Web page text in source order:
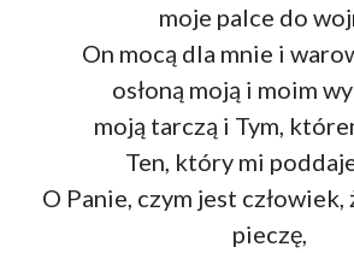
moje palce do
On mocą dla mnie i
osłoną moją i moim
moją tarczą i Tym,
Ten, który mi
O Panie, czym jest człowiek,
pieczę,